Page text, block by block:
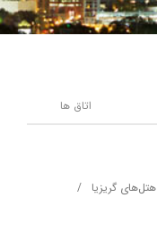
اتاق ها
هتل‌های گریزیا